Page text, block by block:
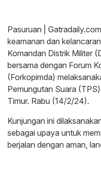
Pasuruan |
keamanan dan
Komandan Distrik Militer
bersama dengan Forum
(Forkopimda)
Pemungutan Suara
Timur. Rabu (14/2/24).
Kunjungan ini
sebagai upaya untuk
berjalan dengan aman,